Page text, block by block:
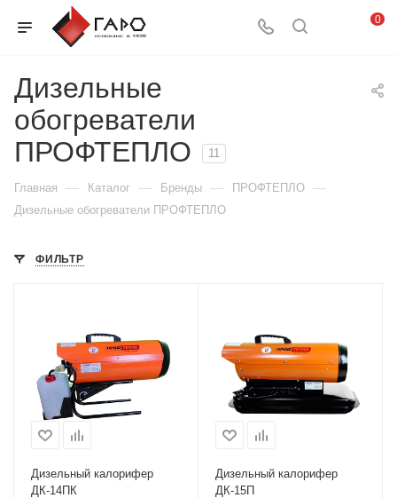
0
Дизельные
обогреватели
ПРОФТЕПЛО
11
Главная — Каталог — Бренды — ПРОФТЕПЛО —
Дизельные обогреватели ПРОФТЕПЛО
ФИЛЬТР
Дизельный калорифер
ДК-14ПК
Дизельный калорифер
ДК-15П